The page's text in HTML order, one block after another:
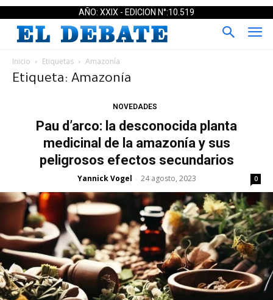
AÑO: XXIX - EDICION N°:10.519
Inicio Etiquetas Amazonía
Etiqueta: Amazonía
NOVEDADES
Pau d’arco: la desconocida planta
medicinal de la amazonía y sus
peligrosos efectos secundarios
Yannick Vogel - 24 agosto, 2023 0